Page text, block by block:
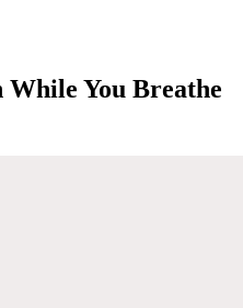
While You Breathe